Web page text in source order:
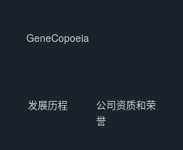
GeneCopoeia
发展历程
公司资质和荣
誉